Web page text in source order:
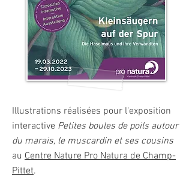
Illustrations réalisées pour l'exposition
interactive Petites boules de poils autour
du marais, le muscardin et ses cousins
au Centre Nature Pro Natura de Champ-
Pittet.